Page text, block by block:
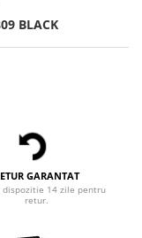
BLACK
GARANTAT
dispozitie 14 zile pentru
retur.